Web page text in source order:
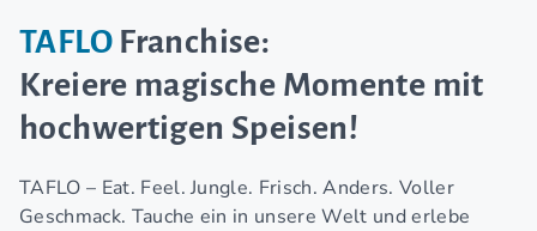
TAFLOFranchise:
Kreiere magische Momente mit
hochwertigen Speisen!
TAFLO – Eat. Feel. Jungle. Frisch. Anders. Voller
Geschmack. Tauche ein in unsere Welt und erlebe